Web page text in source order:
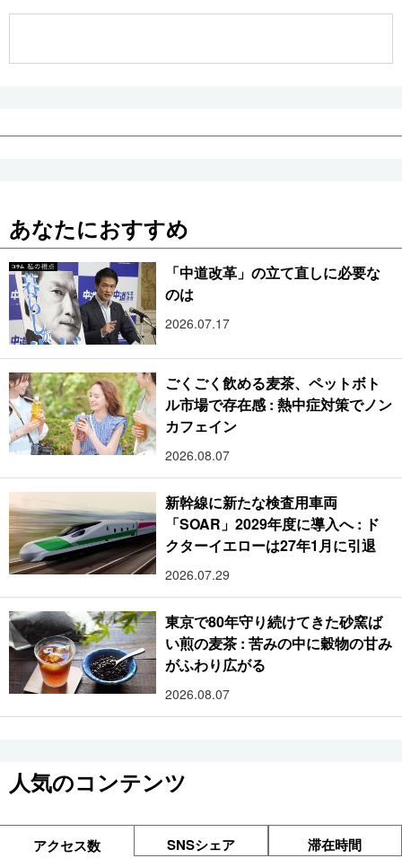
あなたにおすすめ
「中道改革」の立て直しに必要な
のは
2026.07.17
ごくごく飲める麦茶、ペットボト
ル市場で存在感 : 熱中症対策でノン
カフェイン
2026.08.07
新幹線に新たな検査用車両
「SOAR」2029年度に導入へ : ド
クターイエローは27年1月に引退
2026.07.29
東京で80年守り続けてきた砂窯ば
い煎の麦茶 : 苦みの中に穀物の甘み
がふわり広がる
2026.08.07
人気のコンテンツ
アクセス数 SNSシェア 滞在時間